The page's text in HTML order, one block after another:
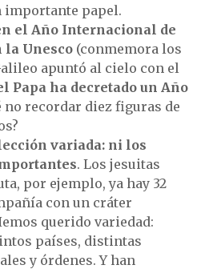
importante papel.
el Año Internacional de
la Unesco (conmemora los
apuntó al cielo con el
Papa ha decretado un Año
no recordar diez figuras de
variada: ni los
. Los jesuitas
por ejemplo, ya hay 32
con un cráter
querido variedad:
países, distintas
y órdenes. Y han